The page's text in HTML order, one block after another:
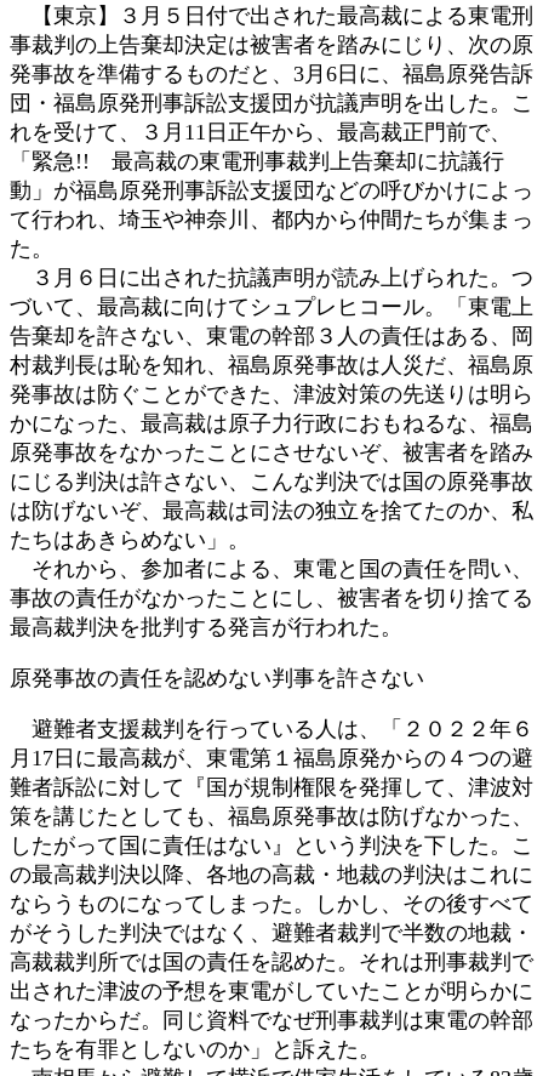
時
:
【東京】３月５日付で出された最高裁による東電刑
事裁判の上告棄却決定は被害者を踏みにじり、次の原
発事故を準備するものだと、3月6日に、福島原発告訴
団・福島原発刑事訴訟支援団が抗議声明を出した。こ
れを受けて、３月11日正午から、最高裁正門前で、
「緊急!! 最高裁の東電刑事裁判上告棄却に抗議行
動」が福島原発刑事訴訟支援団などの呼びかけによっ
て行われ、埼玉や神奈川、都内から仲間たちが集まっ
た。
３月６日に出された抗議声明が読み上げられた。つ
づいて、最高裁に向けてシュプレヒコール。「東電上
告棄却を許さない、東電の幹部３人の責任はある、岡
村裁判長は恥を知れ、福島原発事故は人災だ、福島原
発事故は防ぐことができた、津波対策の先送りは明ら
かになった、最高裁は原子力行政におもねるな、福島
原発事故をなかったことにさせないぞ、被害者を踏み
にじる判決は許さない、こんな判決では国の原発事故
は防げないぞ、最高裁は司法の独立を捨てたのか、私
たちはあきらめない」。
それから、参加者による、東電と国の責任を問い、
事故の責任がなかったことにし、被害者を切り捨てる
最高裁判決を批判する発言が行われた。
原発事故の責任を認めない判事を許さない
避難者支援裁判を行っている人は、「２０２２年６
月17日に最高裁が、東電第１福島原発からの４つの避
難者訴訟に対して『国が規制権限を発揮して、津波対
策を講じたとしても、福島原発事故は防げなかった、
したがって国に責任はない』という判決を下した。こ
の最高裁判決以降、各地の高裁・地裁の判決はこれに
ならうものになってしまった。しかし、その後すべて
がそうした判決ではなく、避難者裁判で半数の地裁・
高裁裁判所では国の責任を認めた。それは刑事裁判で
出された津波の予想を東電がしていたことが明らかに
なったからだ。同じ資料でなぜ刑事裁判は東電の幹部
たちを有罪としないのか」と訴えた。